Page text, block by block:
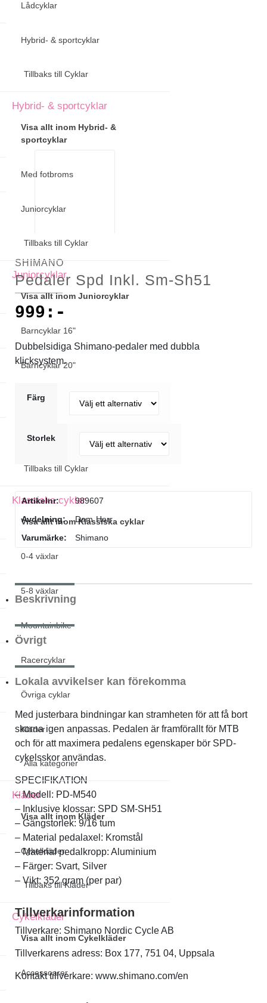
Lådcyklar
Hybrid- & sportcyklar
Tillbaks till Cyklar
Hybrid- & sportcyklar
Visa allt inom Hybrid- &
sportcyklar
Med fotbroms
Juniorcyklar
Tillbaks till Cyklar
Juniorcyklar
Visa allt inom Juniorcyklar
Barncyklar 16"
Barncyklar 20"
Barncyklar 24-26"
Klassiska cyklar
Tillbaks till Cyklar
Klassiska cyklar
Visa allt inom Klassiska cyklar
0-4 växlar
5-8 växlar
Mountainbike
Racercyklar
Övriga cyklar
Kläder
Alla kategorier
Kläder
Visa allt inom Kläder
Cykelkläder
Tillbaks till Kläder
Cykelkläder
Visa allt inom Cykelkläder
Accessoarer
SHIMANO
Pedaler Spd Inkl. Sm-Sh51
999 :-
Dubbelsidiga Shimano-pedaler med dubbla
klicksystem.
Färg
Storlek
Artikelnr:
989607
Avdelning:
Dam Herr
Varumärke:
Shimano
Beskrivning
Övrigt
Lokala avvikelser kan förekomma
Med justerbara bindningar kan stramheten för att få bort
skorna igen anpassas. Pedalen är framförallt för MTB
och för att maximera pedalens egenskaper bör SPD-
cykelsskor användas.
SPECIFIKATION
– Modell: PD-M540
– Inklusive klossar: SPD SM-SH51
– Gängstorlek: 9/16 tum
– Material pedalaxel: Kromstål
– Material pedalkropp: Aluminium
– Färger: Svart, Silver
– Vikt: 352 gram (per par)
Tillverkarinformation
Tillverkare: Shimano Nordic Cycle AB
Tillverkarens adress: Box 177, 751 04, Uppsala
Kontakt tillverkare: www.shimano.com/en